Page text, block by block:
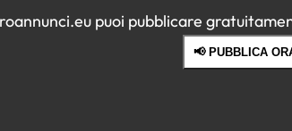
puoi pubblicare
📢 PUBBLICA